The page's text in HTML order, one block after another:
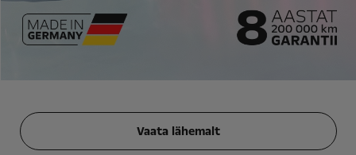
Vaata lähemalt